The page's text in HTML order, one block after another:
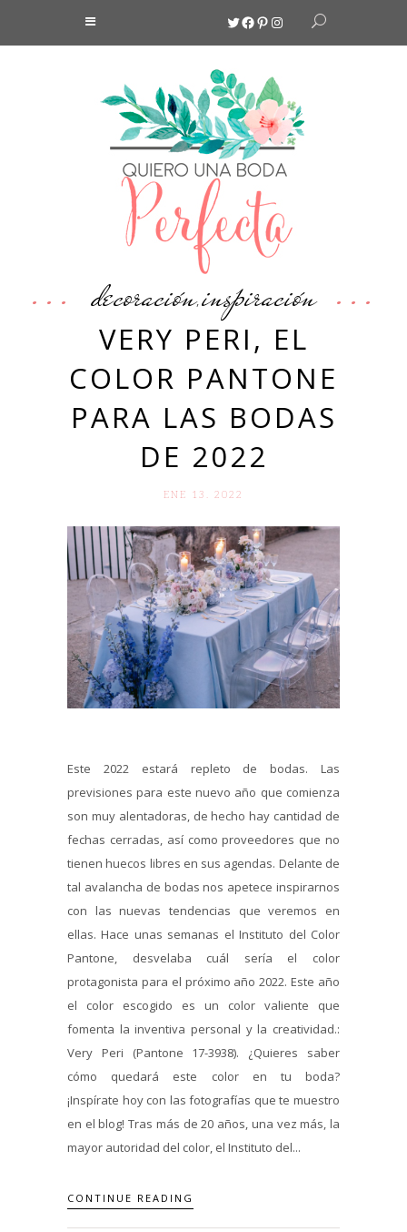
Twitter
Facebook
Pinterest
Instagram
decoración,inspiración
VERY PERI, EL
COLOR PANTONE
PARA LAS BODAS
DE 2022
ENE 13. 2022
Este 2022 estará repleto de bodas. Las
previsiones para este nuevo año que comienza
son muy alentadoras, de hecho hay cantidad de
fechas cerradas, así como proveedores que no
tienen huecos libres en sus agendas. Delante de
tal avalancha de bodas nos apetece inspirarnos
con las nuevas tendencias que veremos en
ellas. Hace unas semanas el Instituto del Color
Pantone, desvelaba cuál sería el color
protagonista para el próximo año 2022. Este año
el color escogido es un color valiente que
fomenta la inventiva personal y la creatividad.:
Very Peri (Pantone 17-3938). ¿Quieres saber
cómo quedará este color en tu boda?
¡Inspírate hoy con las fotografías que te muestro
en el blog! Tras más de 20 años, una vez más, la
mayor autoridad del color, el Instituto del...
CONTINUE READING